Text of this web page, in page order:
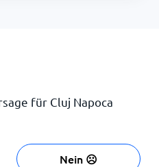
für Cluj Napoca
Nein ☹️